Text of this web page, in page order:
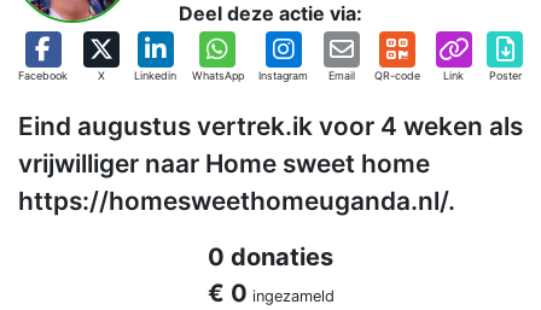
Deel deze actie via:
Facebook X Linkedin WhatsApp Instagram Email QR-code Link Poster
Eind augustus vertrek.ik voor 4 weken als
vrijwilliger naar Home sweet home
https://homesweethomeuganda.nl/.
0 donaties
€ 0 ingezameld